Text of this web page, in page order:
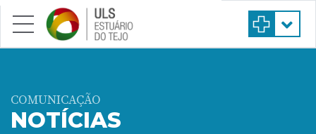
Saltar para conteúdo principal
COMUNICAÇÃO
NOTÍCIAS